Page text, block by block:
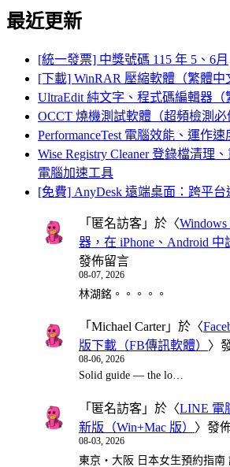
最近更新
[統一發票] 中獎號碼 115 年 5、6月
[下載] WinRAR 壓縮軟體（繁體中
UltraEdit 純文字、程式碼編輯器（
OCCT 燒機測試軟體（超頻檢測必
PerformanceTest 電腦效能、運作
Wise Registry Cleaner 登錄檔清理
電腦加速工具
[免費] AnyDesk 遠端桌面：跨平台
「 匿名訪客 」於〈
器，在 iPhone、Android 中
發佈留言
08-07, 2026
林湖銘。。。。。
「 Michael Carter」於〈
版下載（FB傳訊軟體） 〉
08-06, 2026
Solid guide — the lo…
「 匿名訪客 」於〈LINE 電
新版（Win+Mac 版） 〉發
08-03, 2026
東京・大阪 日本女生預約指